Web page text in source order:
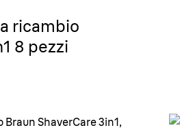
ricambio
8 pezzi